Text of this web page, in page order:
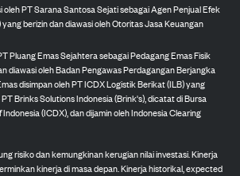
oleh PT Sarana Santosa Sejati sebagai Agen Penjual Efek
berizin dan diawasi oleh Otoritas Jasa Keuangan
Pluang Emas Sejahtera sebagai Pedagang Emas Fisik
diawasi oleh Badan Pengawas Perdagangan Berjangka
disimpan oleh PT ICDX Logistik Berikat (ILB) yang
Brinks Solutions Indonesia (Brink's), dicatat di Bursa
(ICDX), dan dijamin oleh Indonesia Clearing
risiko dan kemungkinan kerugian nilai investasi. Kinerja
kinerja di masa depan. Kinerja historikal, expected